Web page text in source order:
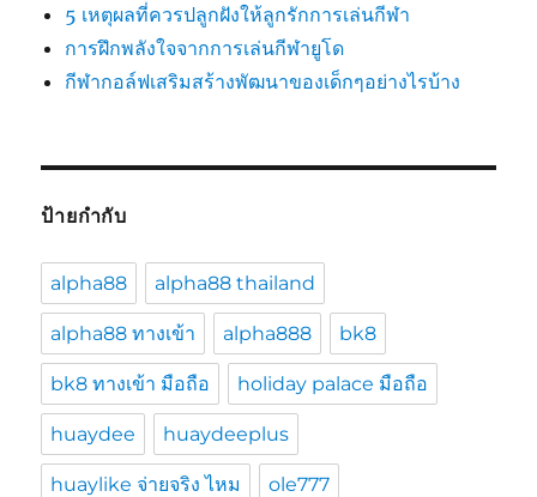
5 เหตุผลที่ควรปลูกฝังให้ลูกรักการเล่นกีฬา
การฝึกพลังใจจากการเล่นกีฬายูโด
กีฬากอล์ฟเสริมสร้างพัฒนาของเด็กๆอย่างไรบ้าง
ป้ายกำกับ
alpha88 alpha88 thailand
alpha88 ทางเข้า alpha888 bk8
bk8 ทางเข้า มือถือ holiday palace มือถือ
huaydee huaydeeplus
huaylike จ่ายจริง ไหม ole777